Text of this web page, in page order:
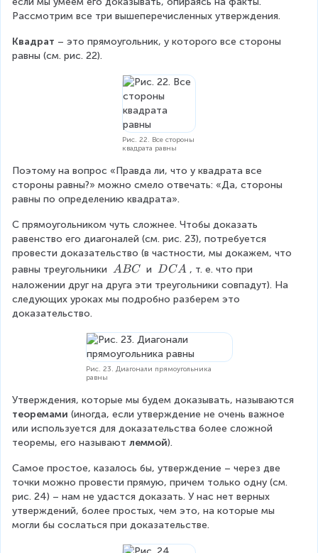
Рассмотрим все три вышеперечисленных утверждения.
Квадрат – это прямоугольник, у которого все стороны
равны (см. рис. 22).
Рис. 22. Все стороны
квадрата равны
Поэтому на вопрос «Правда ли, что у квадрата все
стороны равны?» можно смело отвечать: «Да, стороны
равны по определению квадрата».
С прямоугольником чуть сложнее. Чтобы доказать
равенство его диагоналей (см. рис. 23), потребуется
провести доказательство (в частности, мы докажем, что
равны треугольники \
\
A
ABC и \
\
D
DCA , т. е. что при
наложении друг на друга эти треугольники совпадут). На
следующих уроках мы подробно разберем это
доказательство.
Рис. 23. Диагонали прямоугольника
равны
Утверждения, которые мы будем доказывать, называются
теоремами (иногда, если утверждение не очень важное
или используется для доказательства более сложной
теоремы, его называют леммой).
Самое простое, казалось бы, утверждение – через две
точки можно провести прямую, причем только одну (см.
рис. 24) – нам не удастся доказать. У нас нет верных
утверждений, более простых, чем это, на которые мы
могли бы сослаться при доказательстве.